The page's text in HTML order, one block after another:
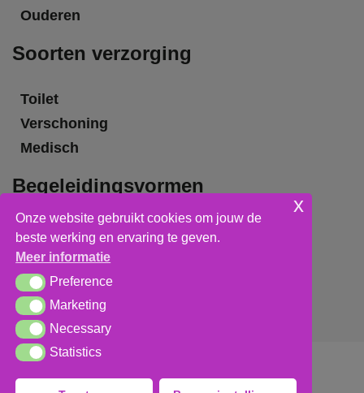
Ouderen
Soorten verzorging
Toilet
Verschoning
Medisch
Begeleidingsvormen
Grote groepsbegeleiding
Kleine groepsbegeleiding
Individuele begeleiding
cookieverklaring
Onze website gebruikt cookies om jouw de
beste werking en ervaring te geven.
Meer informatie
PreferencePreference
MarketingMarketing
NecessaryNecessary
StatisticsStatistics
x